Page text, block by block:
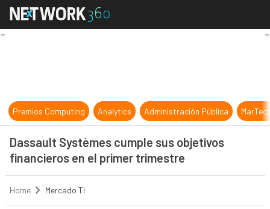
Dassault Systèmes cumple sus
Premios Computing Analytics Administración Pública
Dassault Systèmes cumple sus objetivos
financieros en el primer trimestre
Home Mercado TI